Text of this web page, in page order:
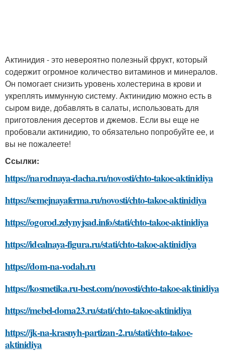
Актинидия - это невероятно полезный фрукт, который
содержит огромное количество витаминов и минералов.
Он помогает снизить уровень холестерина в крови и
укреплять иммунную систему. Актинидию можно есть в
сыром виде, добавлять в салаты, использовать для
приготовления десертов и джемов. Если вы еще не
пробовали актинидию, то обязательно попробуйте ее, и
вы не пожалеете!
Ссылки:
https://narodnaya-dacha.ru/novosti/chto-takoe-aktinidiya
https://semejnayaferma.ru/novosti/chto-takoe-aktinidiya
https://ogorod.zelynyjsad.info/stati/chto-takoe-aktinidiya
https://idealnaya-figura.ru/stati/chto-takoe-aktinidiya
https://dom-na-vodah.ru
https://kosmetika.ru-best.com/novosti/chto-takoe-aktinidiya
https://mebel-doma23.ru/stati/chto-takoe-aktinidiya
https://jk-na-krasnyh-partizan-2.ru/stati/chto-takoe-
aktinidiya